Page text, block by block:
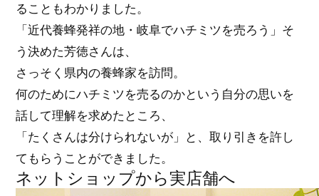
ることもわかりました。
「近代養蜂発祥の地・岐阜でハチミツを売ろう」そ
う決めた芳徳さんは、
さっそく県内の養蜂家を訪問。
何のためにハチミツを売るのかという自分の思いを
話して理解を求めたところ、
「たくさんは分けられないが」と、取り引きを許し
てもらうことができました。
ネットショップから実店舗へ